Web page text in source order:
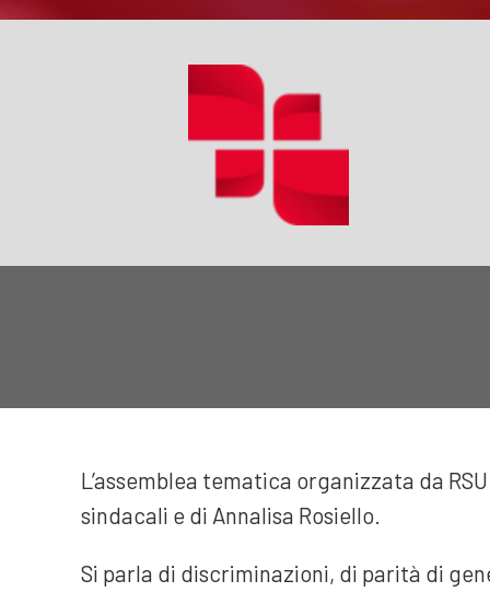
L’assemblea tematica organizzata da
sindacali e di Annalisa Rosiello.
Si parla di discriminazioni, di parità di